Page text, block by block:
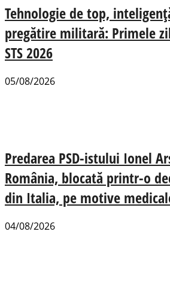
Tehnologie de top,
pregătire militară: Primele
STS 2026
05/08/2026
Predarea PSD-istului Ionel
România, blocată printr-o
din Italia, pe motive
04/08/2026